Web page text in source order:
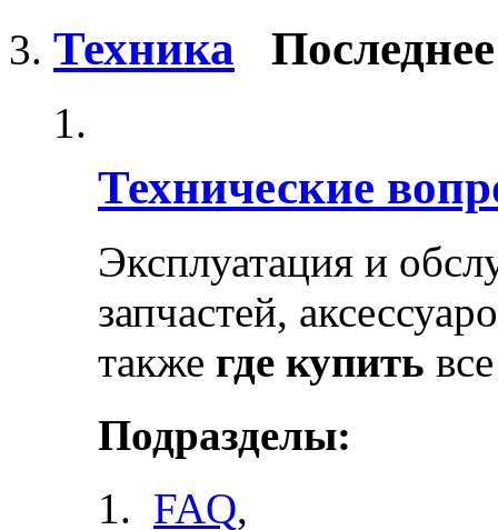
Техника
Технические
Эксплуатация и
запчастей,
также где купить
Подразделы:
FAQ,